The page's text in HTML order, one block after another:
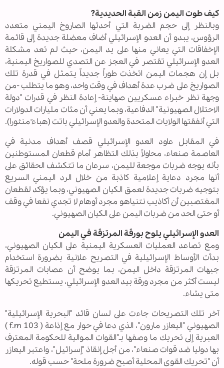
كيف طوت اليمن زمن القبة الحديدية?
وبالنظر إلى حجم الضربة التي أحدثها الصاروخ اليمني متعدد
الرؤوس، يبدو أن العدو الإسرائيلي أضاف معضلة جديدة إلى قائمة
الإخفاقات التي يعاني منها على يد اليمن، حيث لم تعد مشكلة
العدو الإسرائيلي تقتصر في العجز عن التصدي للصواريخ اليمنية،
بل إن هجمات اليمن اتخذت طوراً جديداً يتمثل في قدرة تلك
الصواريخ على ضرب عدة أهداف في وقت واحد، وهو ما يتطلب -من
وجهة نظر خبراء عسكريين صهاينة- إعادة النظر في قدرات "دولة
الاحتلال الصهيونية" الدفاعية، وبما يعني أن مئات مليارات الدولارات
التي أنفقتها الولايات المتحدة والعدو الإسرائيلي باتت (هباءً منثورا).
في المقابل عاود العدو الإسرائيلي قصف أهداف مدنية في
العاصمة صنعاء، محاولاً بذلك التظاهر أمام قطعان المستوطنين
بأنه يوجه ضربات موجعة لليمن، سرعان ما تتكشف الحقائق على
أنها مجرد دعاية إعلامية كاذبة من خلال الرد اليمني السريع
بتوجيه ضربات جديدة لعمق الكيان الصهيوني، وبما يؤكد لقطعان
المغتصبين أن أكاذيب نتنياهو مجرد أوهام لا تجدي نفعا في وقف
أو حتى الحد من ضربات اليمن على الكيان الصهيوني.
العدو الإسرائيلي يلوح بورقة المرتزقة في اليمن
ومع تصاعد العمليات العسكرية اليمنية على الكيان الصهيوني،
بدأت الأوساط الإسرائيلية في التصريح علانية بضرورة استخدام
جبهات المرتزقة داخل اليمن، بما يوضح أن عصابات المرتزقة
ليست أكثر من مجرد ورقة بيد العدو الإسرائيلي، يستطيع تحريكها
متى يشاء.
آخر تلك التصريحات جاءت على لسان قائد "البحرية الإسرائيلية"
الصهيوني "اليعازر مارون"، الذي دعا في حوار مع إذاعة ( f.m 103 )
العبرية إلى تحريك ما وصفها بـ"القوات الموالية للحكومة المعترف
بها دوليا ضد قوات صنعاء"، من أجل إنقاذ "إسرائيل"، واعتبر اليعازر
أن "تحريك القوى المحلية أصبح ضرورة ملحة" حسب قوله.